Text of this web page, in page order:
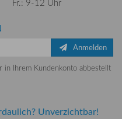
Anmelden
Ihrem Kundenkonto abbestellt
Unverzichtbar!